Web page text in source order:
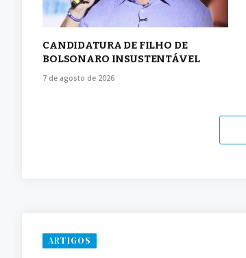
CANDIDATURA DE FILHO DE
BOLSONARO INSUSTENTÁVEL
7 de agosto de 2026
ARTIGOS